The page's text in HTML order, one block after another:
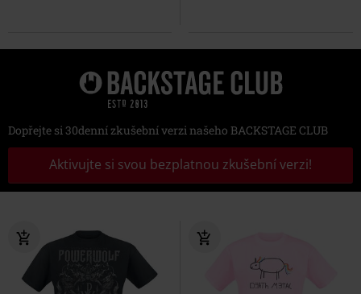
Dopřejte si 30denní zkušební verzi našeho BACKSTAGE CLUB
Aktivujte si svou bezplatnou zkušební verzi!